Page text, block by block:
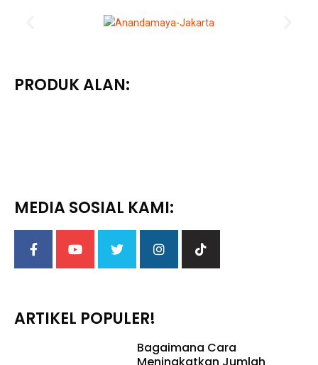
PRODUK ALAN:
MEDIA SOSIAL KAMI:
ARTIKEL POPULER!
Bagaimana Cara